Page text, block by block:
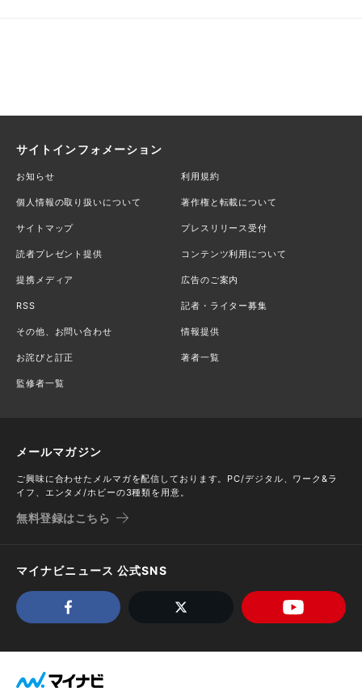
サイトインフォメーション
お知らせ 利用規約
個人情報の取り扱いについて 著作権と転載について
サイトマップ プレスリリース受付
読者プレゼント提供 コンテンツ利用について
提携メディア 広告のご案内
RSS 記者・ライター募集
その他、お問い合わせ 情報提供
お詫びと訂正 著者一覧
監修者一覧
メールマガジン
ご興味に合わせたメルマガを配信しております。PC/デジタル、ワーク&ラ
イフ、エンタメ/ホビーの3種類を用意。
無料登録はこちら
マイナビニュース 公式SNS